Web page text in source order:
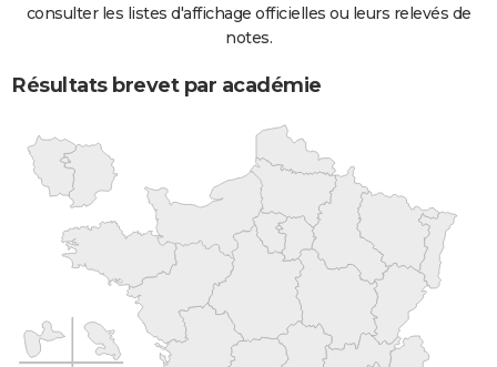
consulter les listes d'affichage officielles ou leurs relevés de
notes.
Résultats brevet par académie